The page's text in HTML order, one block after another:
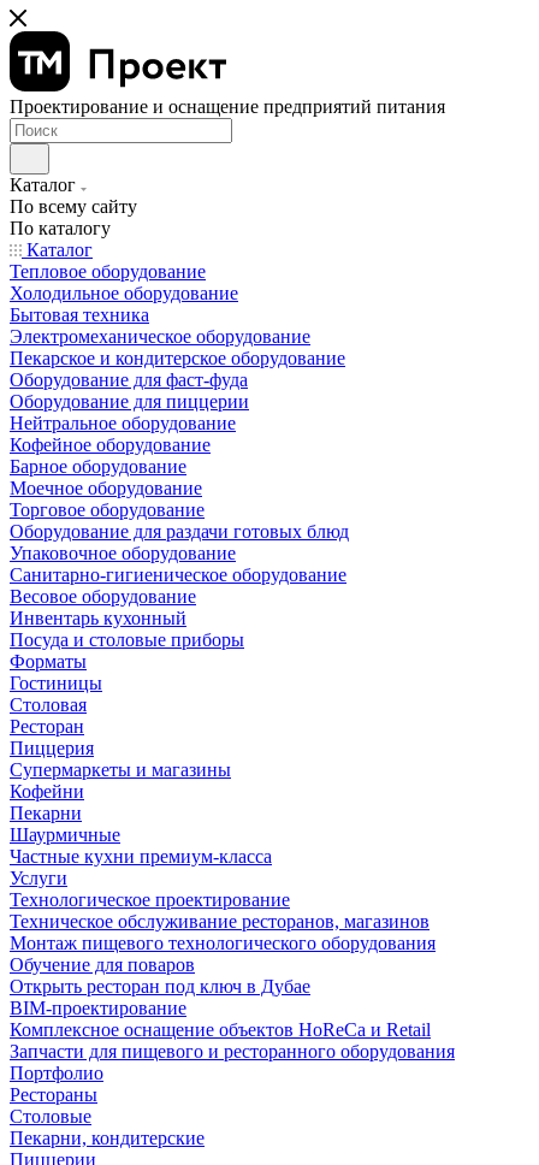
Проектирование и оснащение предприятий питания
Каталог
По всему сайту
По каталогу
Каталог
Тепловое оборудование
Холодильное оборудование
Бытовая техника
Электромеханическое оборудование
Пекарское и кондитерское оборудование
Оборудование для фаст-фуда
Оборудование для пиццерии
Нейтральное оборудование
Кофейное оборудование
Барное оборудование
Моечное оборудование
Торговое оборудование
Оборудование для раздачи готовых блюд
Упаковочное оборудование
Санитарно-гигиеническое оборудование
Весовое оборудование
Инвентарь кухонный
Посуда и столовые приборы
Форматы
Гостиницы
Столовая
Ресторан
Пиццерия
Супермаркеты и магазины
Кофейни
Пекарни
Шаурмичные
Частные кухни премиум-класса
Услуги
Технологическое проектирование
Техническое обслуживание ресторанов, магазинов
Монтаж пищевого технологического оборудования
Обучение для поваров
Открыть ресторан под ключ в Дубае
BIM-проектирование
Комплексное оснащение объектов HoReCa и Retail
Запчасти для пищевого и ресторанного оборудования
Портфолио
Рестораны
Столовые
Пекарни, кондитерские
Пиццерии